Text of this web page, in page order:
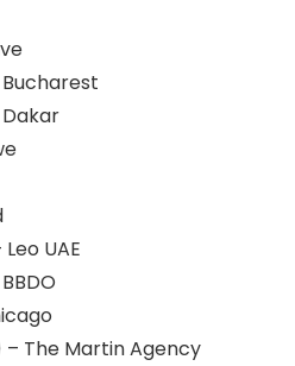
UAE
The Martin Agency